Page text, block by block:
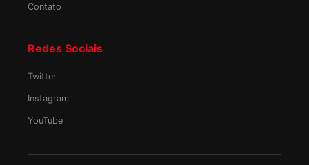
Contato
Redes Sociais
Twitter
Instagram
YouTube